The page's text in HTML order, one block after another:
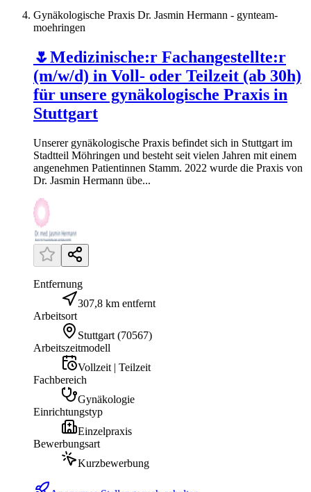
Gynäkologische Praxis Dr. Jasmin Hermann - gynteam-
moehringen
🌷Medizinische:r Fachangestellte:r
(m/w/d) in Voll- oder Teilzeit (ab 30h)
für unsere gynäkologische Praxis in
Stuttgart
Unserer gynäkologische Praxis befindet sich in Stuttgart im
Stadtteil Möhringen und besteht seit vielen Jahren mit einem
angenehmen Patientinnen Stamm. 2022 wurde die Praxis von
Dr. Jasmin Hermann übe...
Entfernung
307,8 km entfernt
Arbeitsort
Stuttgart (70567)
Arbeitszeitmodell
Vollzeit | Teilzeit
Fachbereich
Gynäkologie
Einrichtungstyp
Einzelpraxis
Bewerbungsart
Kurzbewerbung